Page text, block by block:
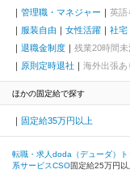
管理職・マネジャー
英語
服装自由
女性活躍 社宅
退職金制度
残業20時間未
原則定時退社
海外出張あ
ほかの固定給で探す
固定給35万円以上
転職・求人doda（デューダ）ト
系サービスCSO固定給25万円